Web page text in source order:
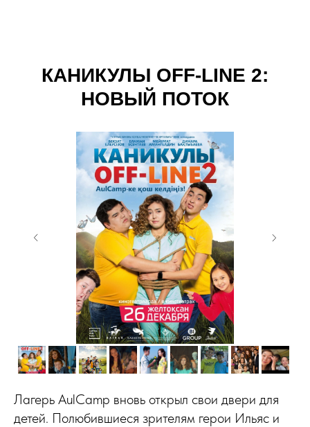
КАНИКУЛЫ OFF-LINE 2:
НОВЫЙ ПОТОК
Лагерь AulCamp вновь открыл свои двери для
детей. Полюбившиеся зрителям герои Ильяс и